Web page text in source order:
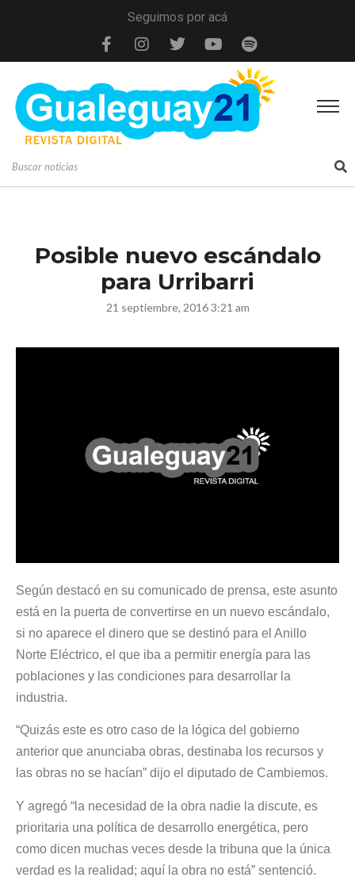
Seguimos por acá
Posible nuevo escándalo
para Urribarri
21 septiembre, 2016 3:21 am
Según destacó en su comunicado de prensa, este asunto
está en la puerta de convertirse en un nuevo escándalo,
si no aparece el dinero que se destinó para el Anillo
Norte Eléctrico, el que iba a permitir energía para las
poblaciones y las condiciones para desarrollar la
industria.
“Quizás este es otro caso de la lógica del gobierno
anterior que anunciaba obras, destinaba los recursos y
las obras no se hacían” dijo el diputado de Cambiemos.
Y agregó “la necesidad de la obra nadie la discute, es
prioritaria una política de desarrollo energética, pero
como dicen muchas veces desde la tribuna que la única
verdad es la realidad; aquí la obra no está” sentenció.